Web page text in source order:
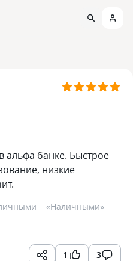
альфа банке. Быстрое
низкие
«Наличными»
1 3